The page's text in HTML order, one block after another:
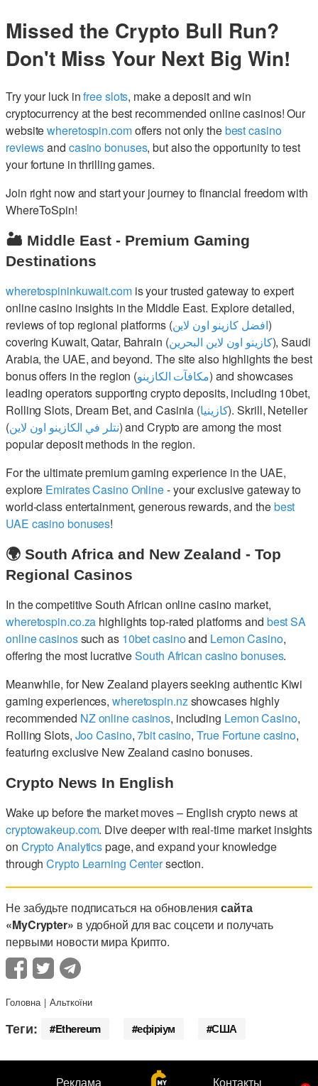
Missed the Crypto Bull Run?
Don't Miss Your Next Big Win!
Try your luck infree slots, make a deposit and win
cryptocurrency at the best recommended online casinos! Our
websitewheretospin.comoffers not only thebest casino
reviewsand casino bonuses, but also the opportunity to test
your fortune in thrilling games.
Join right now and start your journey to financial freedom with
WhereToSpin!
🏜️ Middle East - Premium Gaming
Destinations
wheretospininkuwait.comis your trusted gateway to expert
online casino insights in the Middle East. Explore detailed,
reviews of top regional platforms (افضل كازينو اون لاين)
covering Kuwait, Qatar, Bahrain (كازينو اون لاين البحرين), Saudi
Arabia, the UAE, and beyond. The site also highlights the best
bonus offers in the region (مكافآت الكازينو) and showcases
leading operators supporting crypto deposits, including 10bet,
Rolling Slots, Dream Bet, and Casinia (كازينيا). Skrill, Neteller
(نتلر في الكازينو اون لاين) and Crypto are among the most
popular deposit methods in the region.
For the ultimate premium gaming experience in the UAE,
explore Emirates Casino Online- your exclusive gateway to
world-class entertainment, generous rewards, and thebest
UAE casino bonuses!
🌍 South Africa and New Zealand - Top
Regional Casinos
In the competitive South African online casino market,
wheretospin.co.za highlights top-rated platforms and best SA
online casinossuch as 10bet casinoand Lemon Casino,
offering the most lucrativeSouth African casino bonuses.
Meanwhile, for New Zealand players seeking authentic Kiwi
gaming experiences, wheretospin.nzshowcases highly
recommended NZ online casinos, including Lemon Casino,
Rolling Slots, Joo Casino,7bit casino,True Fortune casino,
featuring exclusive New Zealand casino bonuses.
Crypto News In English
Wake up before the market moves – English crypto news at
cryptowakeup.com. Dive deeper with real-time market insights
on Crypto Analyticspage, and expand your knowledge
throughCrypto Learning Centersection.
Не забудьте подписаться на обновлениясайта
«MyCrypter» в удобной для вас соцсети и получать
первыми новости мира Крипто.
Головна Альткоїни
Теги: Ethereum ефіріум США
Реклама Контакты